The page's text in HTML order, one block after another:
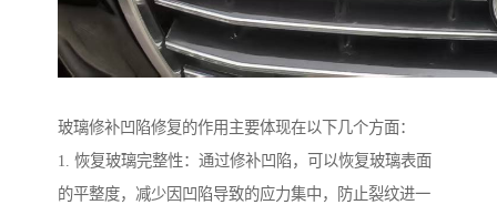
玻璃修补凹陷修复的作用主要体现在以下几个方面：
1. 恢复玻璃完整性：通过修补凹陷，可以恢复玻璃表面
的平整度，减少因凹陷导致的应力集中，防止裂纹进一